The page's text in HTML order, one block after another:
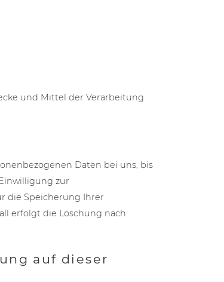
und Mittel der Verarbeitung
Daten bei uns, bis
zur
die Speicherung Ihrer
erfolgt die Löschung nach
auf dieser